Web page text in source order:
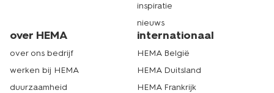
inspiratie
nieuws
over HEMA
over ons bedrijf
werken bij HEMA
duurzaamheid
internationaal
HEMA België
HEMA Duitsland
HEMA Frankrijk